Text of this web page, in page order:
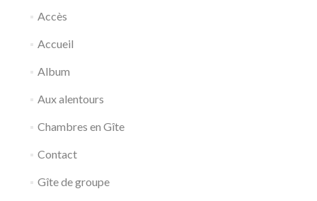
Accès
Accueil
Album
Aux alentours
Chambres en Gîte
Contact
Gîte de groupe